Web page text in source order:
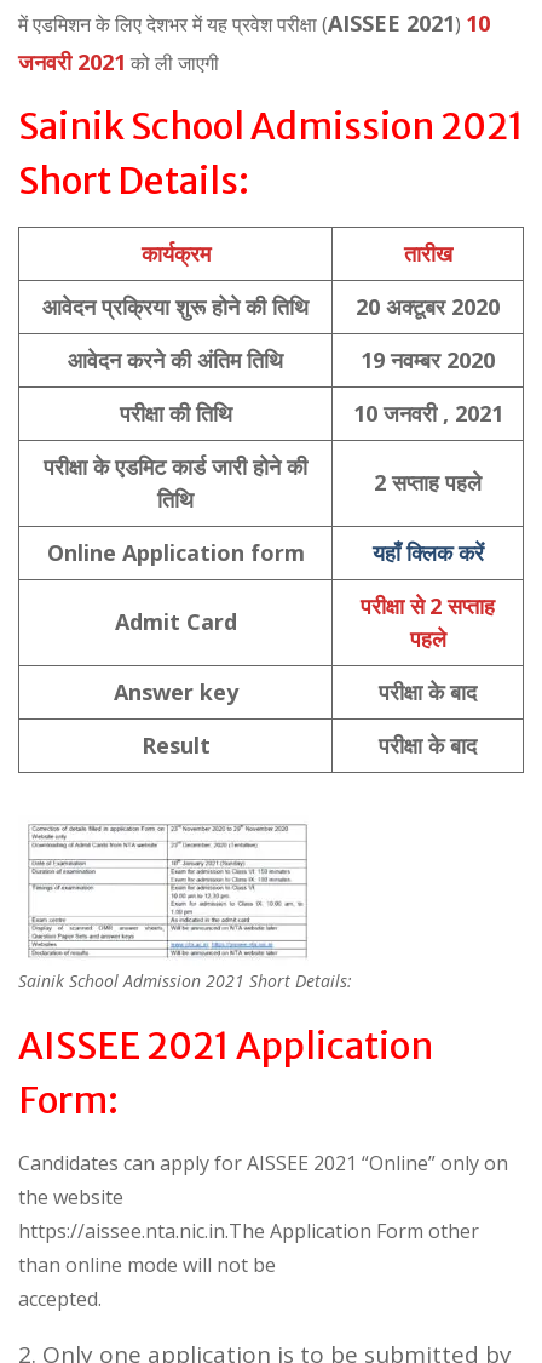
में एडमिशन के लिए देशभर में यह प्रवेश परीक्षा (AISSEE 2021) 10
जनवरी 2021 को ली जाएगी
Sainik School Admission 2021
Short Details:
कार्यक्रम
तारीख
आवेदन प्रक्रियाशुरू होने की तिथि
20 अक्टूबर 2020
आवेदन करने की अंतिम तिथि
19 नवम्बर 2020
परीक्षा की तिथि
10 जनवरी , 2021
परीक्षा के एडमिट कार्ड जारी होने की
तिथि
2 सप्ताह पहले
Online Application form यहाँ क्लिक करें
Admit Card
परीक्षा से 2 सप्ताह
पहले
Answer key
परीक्षा के बाद
Result
परीक्षा के बाद
Sainik School Admission 2021 Short Details:
AISSEE 2021 Application
Form:
Candidates can apply for AISSEE 2021 “Online” only on
the website
https://aissee.nta.nic.in.The Application Form other
than online mode will not be
accepted.
Only one application is to be submitted by